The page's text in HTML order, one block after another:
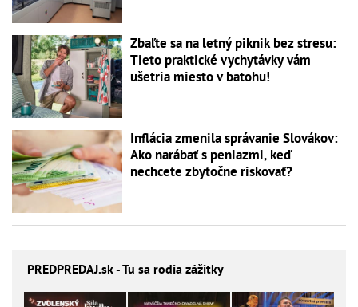
Zbaľte sa na letný piknik bez stresu:
Tieto praktické vychytávky vám
ušetria miesto v batohu!
Inflácia zmenila správanie Slovákov:
Ako narábať s peniazmi, keď
nechcete zbytočne riskovať?
PREDPREDAJ.sk - Tu sa rodia zážitky